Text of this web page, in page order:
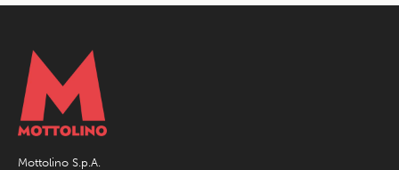
Mottolino S.p.A.